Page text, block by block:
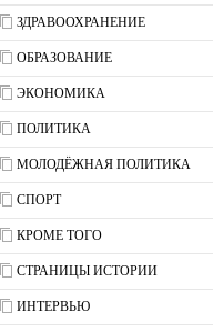
ЗДРАВООХРАНЕНИЕ
ОБРАЗОВАНИЕ
ЭКОНОМИКА
ПОЛИТИКА
МОЛОДЁЖНАЯ ПОЛИТИКА
СПОРТ
КРОМЕ ТОГО
СТРАНИЦЫ ИСТОРИИ
ИНТЕРВЬЮ